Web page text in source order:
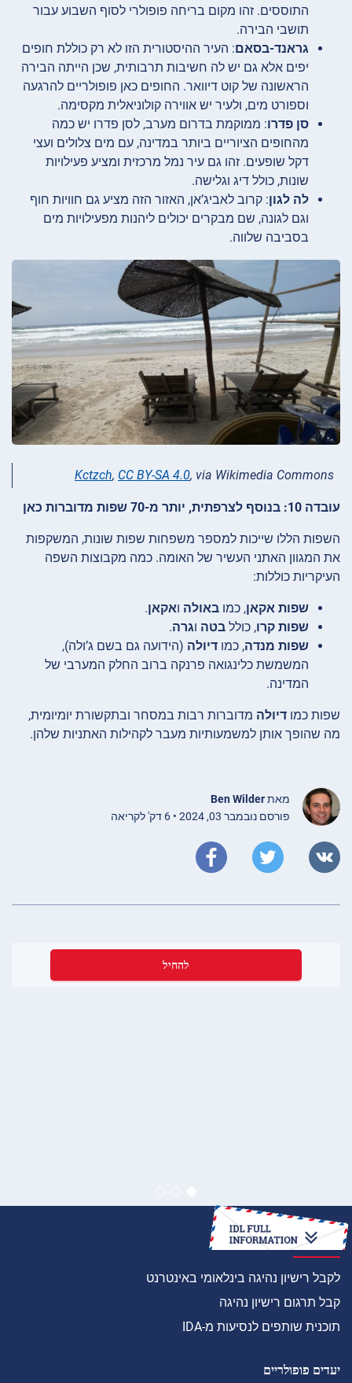
התוססים. זהו מקום בריחה פופולרי לסוף השבוע עבור
תושבי הבירה.
גראנד-בסאם: העיר ההיסטורית הזו לא רק כוללת חופים
יפים אלא גם יש לה חשיבות תרבותית, שכן הייתה הבירה
הראשונה של קוט דיוואר. החופים כאן פופולריים להרגעה
וספורט מים, ולעיר יש אווירה קולוניאלית מקסימה.
סן פדרו: ממוקמת בדרום מערב, לסן פדרו יש כמה
מהחופים הציוריים ביותר במדינה, עם מים צלולים ועצי
דקל שופעים. זהו גם עיר נמל מרכזית ומציע פעילויות
שונות, כולל דיג וגלישה.
לה לגון: קרוב לאביג’אן, האזור הזה מציע גם חוויות חוף
וגם לגונה, שם מבקרים יכולים ליהנות מפעילויות מים
בסביבה שלווה.
Kctzch, CC BY-SA 4.0, via Wikimedia Commons
עובדה 10: בנוסף לצרפתית, יותר מ-70 שפות מדוברות כאן
השפות הללו שייכות למספר משפחות שפות שונות, המשקפות
את המגוון האתני העשיר של האומה. כמה מקבוצות השפה
העיקריות כוללות:
שפות אקאן, כמו באולה ואקאן.
שפות קרו, כולל בטה וגרה.
שפות מנדה, כמו דיולה (הידועה גם בשם ג’ולה),
המשמשת כלינגואה פרנקה ברוב החלק המערבי של
המדינה.
שפות כמו דיולה מדוברות רבות במסחר ובתקשורת יומיומית,
מה שהופך אותן למשמעותיות מעבר לקהילות האתניות שלהן.
מאתBen Wilder
פורסם נובמבר 03, 2024 • 6 דק' לקריאה
להחיל
איך
לקבל רישיון נהיגה בינלאומי באינטרנט
קבל תרגום רישיון נהיגה
תוכנית שותפים לנסיעות מ-IDA
יעדים פופולריים